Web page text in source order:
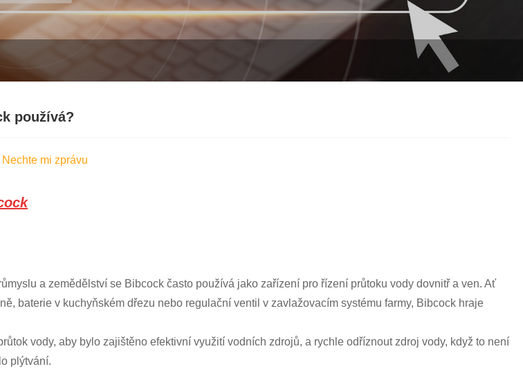
Italiano
Polski
Svenska
používá?
Nechte mi zprávu
a zemědělství se Bibcock často používá jako zařízení pro řízení průtoku vody dovnitř a ven. Ať
baterie v kuchyňském dřezu nebo regulační ventil v zavlažovacím systému farmy, Bibcock hraje
vody, aby bylo zajištěno efektivní využití vodních zdrojů, a rychle odříznout zdroj vody, když to není
plýtvání.